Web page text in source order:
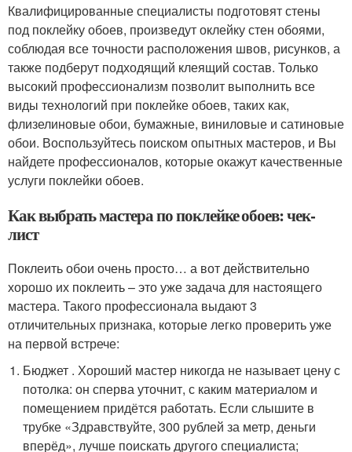
Квалифицированные специалисты подготовят стены
под поклейку обоев, произведут оклейку стен обоями,
соблюдая все точности расположения швов, рисунков, а
также подберут подходящий клеящий состав. Только
высокий профессионализм позволит выполнить все
виды технологий при поклейке обоев, таких как,
флизелиновые обои, бумажные, виниловые и сатиновые
обои. Воспользуйтесь поиском опытных мастеров, и Вы
найдете профессионалов, которые окажут качественные
услуги поклейки обоев.
Как выбрать мастера по поклейке обоев: чек-
лист
Поклеить обои очень просто… а вот действительно
хорошо их поклеить – это уже задача для настоящего
мастера. Такого профессионала выдают 3
отличительных признака, которые легко проверить уже
на первой встрече:
Бюджет . Хороший мастер никогда не называет цену с
потолка: он сперва уточнит, с каким материалом и
помещением придётся работать. Если слышите в
трубке «Здравствуйте, 300 рублей за метр, деньги
вперёд», лучше поискать другого специалиста;